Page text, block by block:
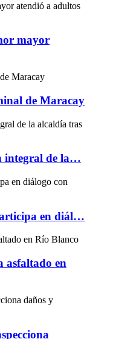
mayor
de Maracay
integral de la…
en diál…
asfaltado en